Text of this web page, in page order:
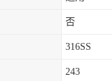
否
316SS
243